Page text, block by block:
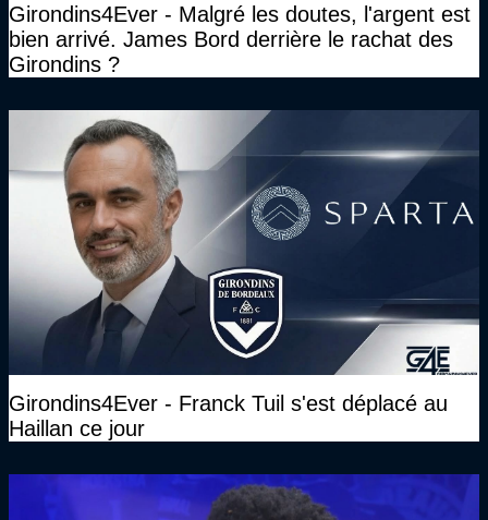
Girondins4Ever - Malgré les doutes, l'argent est
bien arrivé. James Bord derrière le rachat des
Girondins ?
Girondins4Ever - Franck Tuil s'est déplacé au
Haillan ce jour